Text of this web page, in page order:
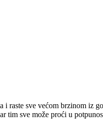
raste sve većom brzinom iz
tim sve može proći u